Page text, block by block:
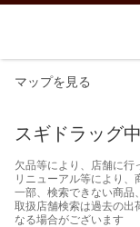
マップを見る
スギドラッグ
欠品等により、店舗に行
リニューアル等により
一部、検索できない商品
取扱店舗検索は過去の出
なる場合がございます